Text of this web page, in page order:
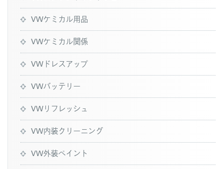
VWケミカル用品
VWケミカル関係
VWドレスアップ
VWバッテリー
VWリフレッシュ
VW内装クリーニング
VW外装ペイント